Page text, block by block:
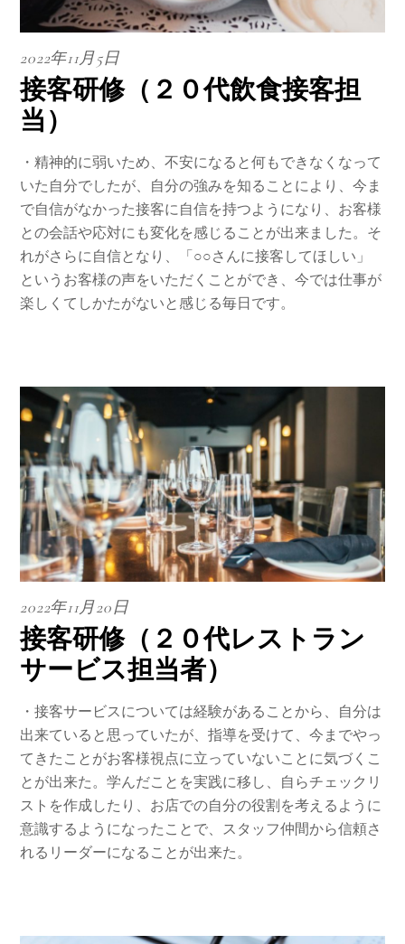
2022年11月5日
接客研修（２０代飲食接客担
当）
・精神的に弱いため、不安になると何もできなくなって
いた自分でしたが、自分の強みを知ることにより、今ま
で自信がなかった接客に自信を持つようになり、お客様
との会話や応対にも変化を感じることが出来ました。そ
れがさらに自信となり、「○○さんに接客してほしい」
というお客様の声をいただくことができ、今では仕事が
楽しくてしかたがないと感じる毎日です。
2022年11月20日
接客研修（２０代レストラン
サービス担当者）
・接客サービスについては経験があることから、自分は
出来ていると思っていたが、指導を受けて、今までやっ
てきたことがお客様視点に立っていないことに気づくこ
とが出来た。学んだことを実践に移し、自らチェックリ
ストを作成したり、お店での自分の役割を考えるように
意識するようになったことで、スタッフ仲間から信頼さ
れるリーダーになることが出来た。